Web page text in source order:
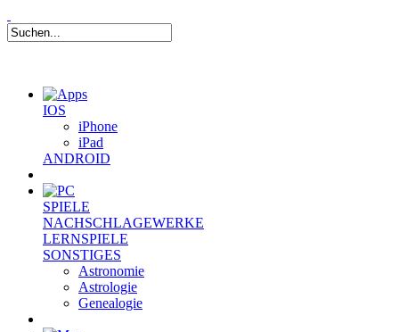
IOS
iPhone
iPad
ANDROID
SPIELE
NACHSCHLAGEWERKE
LERNSPIELE
SONSTIGES
Astronomie
Astrologie
Genealogie